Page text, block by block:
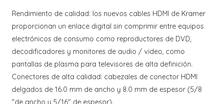
Rendimiento de calidad: los nuevos cables HDMI de Kramer
proporcionan un enlace digital sin comprimir entre equipos
electrónicos de consumo como reproductores de DVD,
decodificadores y monitores de audio / video, como
pantallas de plasma para televisores de alta definición.
Conectores de alta calidad: cabezales de conector HDMI
delgados de 16.0 mm de ancho y 8.0 mm de espesor (5/8